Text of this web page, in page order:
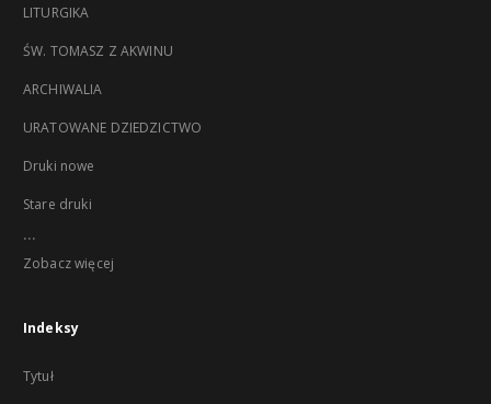
LITURGIKA
ŚW. TOMASZ Z AKWINU
ARCHIWALIA
URATOWANE DZIEDZICTWO
Druki nowe
Stare druki
...
Zobacz więcej
Indeksy
Tytuł